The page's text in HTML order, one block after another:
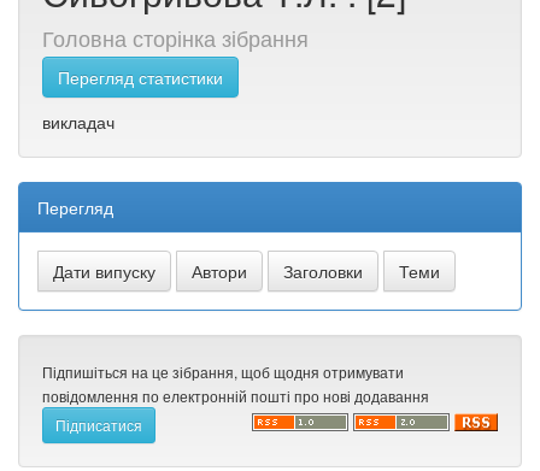
Головна сторінка зібрання
Перегляд статистики
викладач
Перегляд
Підпишіться на це зібрання, щоб щодня отримувати
повідомлення по електронній пошті про нові додавання